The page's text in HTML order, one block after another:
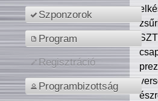
Szponzorok
Program
Regisztráció
Programbizottság